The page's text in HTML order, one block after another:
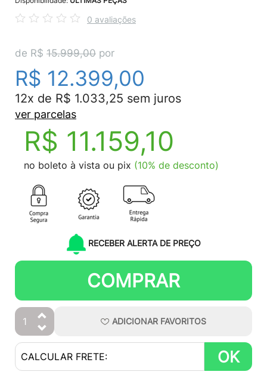
0 avaliações
de R$ 15.999,00 por
R$ 12.399,00
12x de R$ 1.033,25 sem juros
ver parcelas
R$ 11.159,10
no boleto à vista ou pix (10% de desconto)
RECEBER ALERTA DE PREÇO
COMPRAR
ADICIONAR FAVORITOS
OK